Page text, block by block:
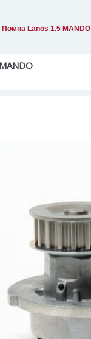
Помпа Lanos 1.5 MANDO